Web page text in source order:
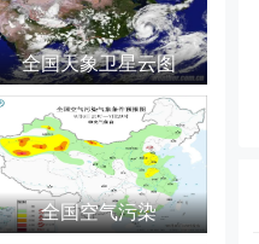
全国天象卫星云图
全国空气污染